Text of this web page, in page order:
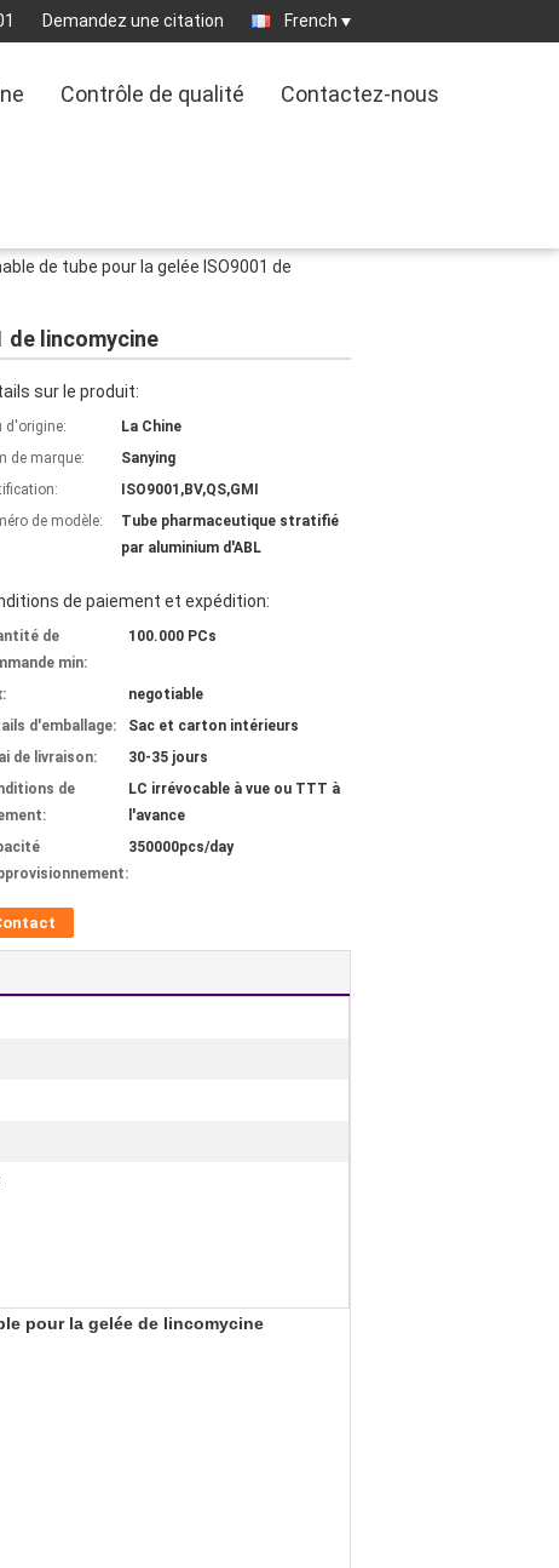
Demandez une citation French
Contrôle de qualité Contactez-nous
de tube pour la gelée ISO9001 de
de lincomycine
sur le produit:
d'origine:
La Chine
de marque:
Sanying
ISO9001,BV,QS,GMI
de modèle:
Tube pharmaceutique stratifié
par aluminium d'ABL
de paiement et expédition:
de
min:
100.000 PCs
negotiable
d'emballage:
Sac et carton intérieurs
de livraison:
30-35 jours
de
LC irrévocable à vue ou TTT à
l'avance
350000pcs/day
pour la gelée de lincomycine